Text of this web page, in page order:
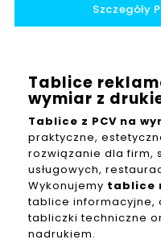
Szczegóły
Tablice
wymiar z
Tablice z PCV na
praktyczne,
rozwiązanie dla firm,
usługowych,
Wykonujemy tablice
tablice informacyjne,
tabliczki techniczne
nadrukiem.